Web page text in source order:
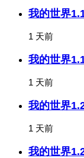
我的世界
1 天前
我的世界
1 天前
我的世界
1 天前
我的世界